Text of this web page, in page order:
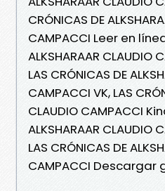
CRÓNICAS DE
CAMPACCI Leer en
ALKSHARAAR
LAS CRÓNICAS DE
CAMPACCI VK, LAS
CLAUDIO CAMPACCI
ALKSHARAAR CLAUDIO
LAS CRÓNICAS DE
CAMPACCI Descargar